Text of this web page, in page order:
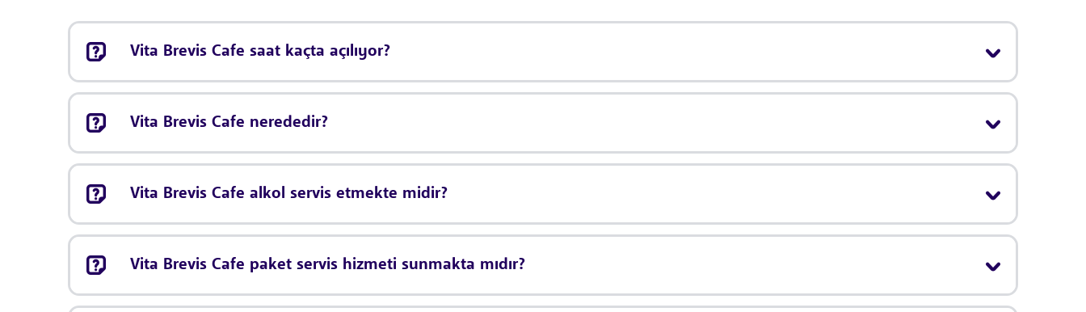
Vita Brevis Cafe saat kaçta açılıyor?
Vita Brevis Cafe nerededir?
Vita Brevis Cafe alkol servis etmekte midir?
Vita Brevis Cafe paket servis hizmeti sunmakta mıdır?